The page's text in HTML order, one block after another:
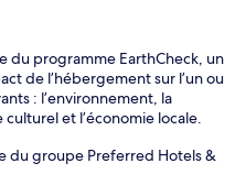
du programme EarthCheck, un
de l’hébergement sur l’un ou
: l’environnement, la
et l’économie locale.
du groupe Preferred Hotels &